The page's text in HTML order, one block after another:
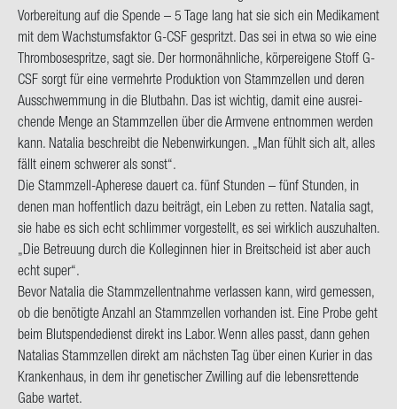
Vor­be­rei­tung auf die Spen­de – 5 Tage lang hat sie sich ein Me­di­ka­ment
mit dem Wachs­tums­fak­tor G-CSF ge­spritzt. Das sei in etwa so wie eine
Throm­bo­se­sprit­ze, sagt sie. Der hor­mon­ähn­li­che, kör­per­ei­ge­ne Stoff G-
CSF sorgt für eine ver­mehr­te Pro­duk­ti­on von Stamm­zel­len und deren
Aus­schwem­mung in die Blut­bahn. Das ist wich­tig, damit eine aus­rei­
chen­de Menge an Stamm­zel­len über die Arm­ve­ne ent­nom­men wer­den
kann. Na­ta­lia be­schreibt die Ne­ben­wir­kun­gen. „Man fühlt sich alt, alles
fällt einem schwe­rer als sonst“.
Die Stammzell-​Apherese dau­ert ca. fünf Stun­den – fünf Stun­den, in
denen man hof­fent­lich dazu bei­trägt, ein Leben zu ret­ten. Na­ta­lia sagt,
sie habe es sich echt schlim­mer vor­ge­stellt, es sei wirk­lich aus­zu­hal­ten.
„Die Be­treu­ung durch die Kol­le­gin­nen hier in Breit­scheid ist aber auch
echt super“.
Bevor Na­ta­lia die Stamm­zell­ent­nah­me ver­las­sen kann, wird ge­mes­sen,
ob die be­nö­tig­te An­zahl an Stamm­zel­len vor­han­den ist. Eine Probe geht
beim Blut­spen­de­dienst di­rekt ins Labor. Wenn alles passt, dann gehen
Na­ta­li­as Stamm­zel­len di­rekt am nächs­ten Tag über einen Ku­rier in das
Kran­ken­haus, in dem ihr ge­ne­ti­scher Zwil­ling auf die le­bens­ret­ten­de
Gabe war­tet.